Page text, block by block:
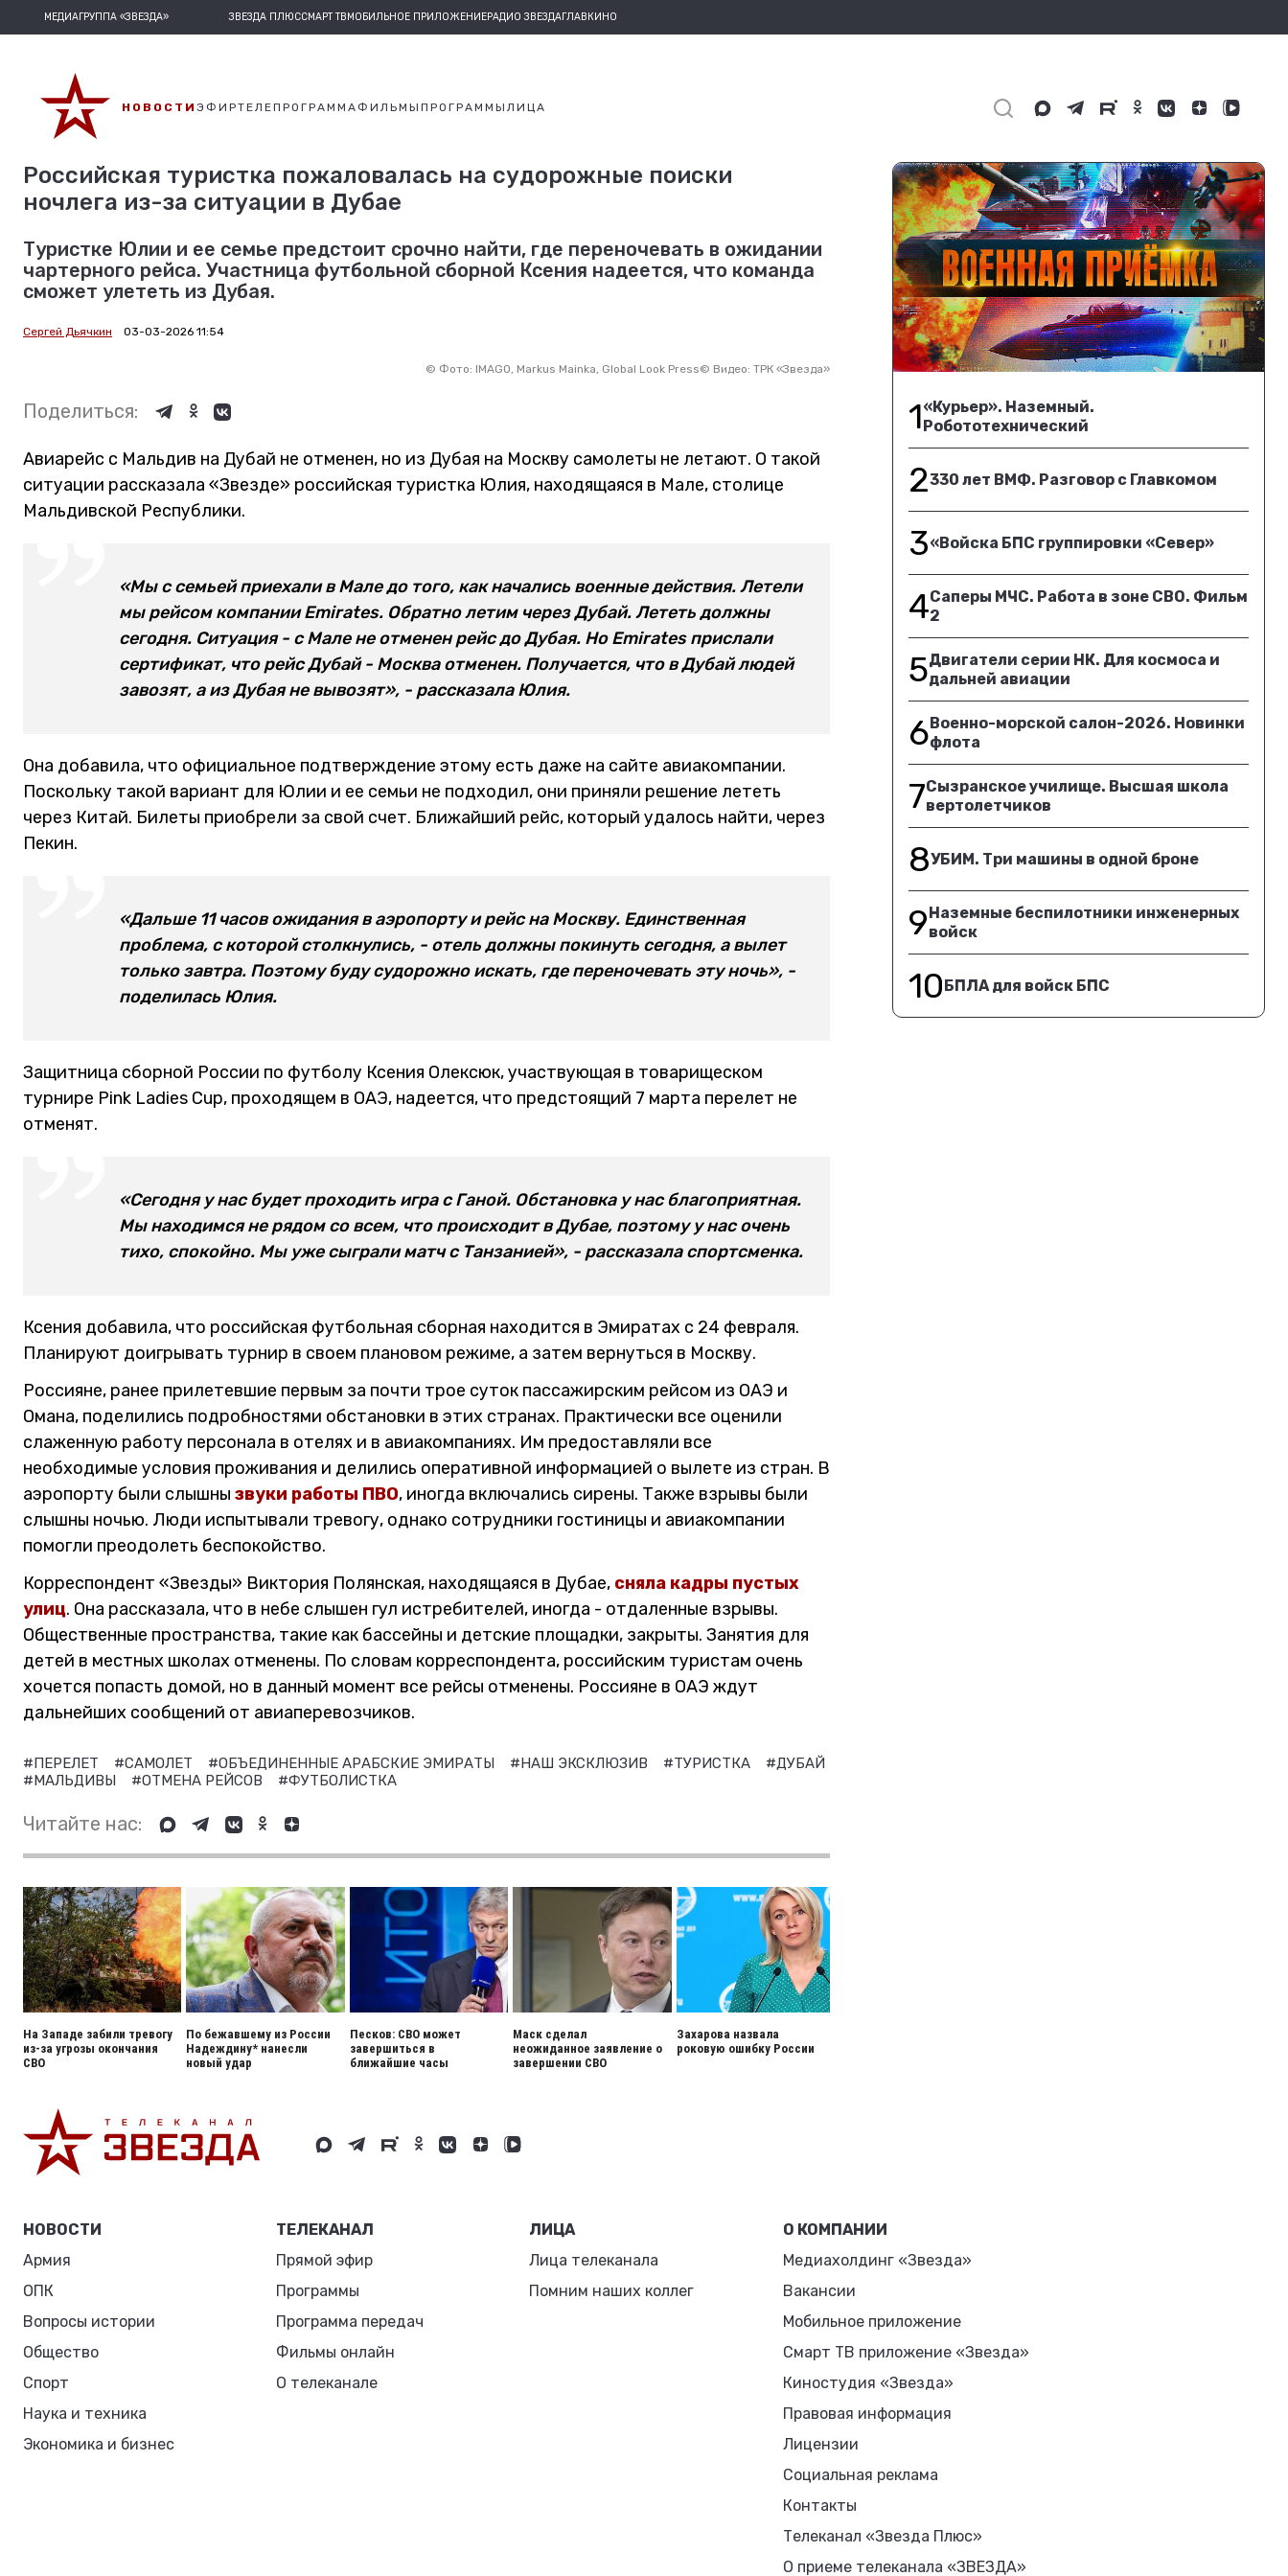
МЕДИАГРУППА «ЗВЕЗДА» ЗВЕЗДА ПЛЮССМАРТ ТВМОБИЛЬНОЕ ПРИЛОЖЕНИЕРАДИО ЗВЕЗДАГЛАВКИНО
НОВОСТИ ЭФИРТЕЛЕПРОГРАММАФИЛЬМЫ ПРОГРАММЫ ЛИЦА
Российская туристка пожаловалась на судорожные поиски
ночлега из-за ситуации в Дубае
Туристке Юлии и ее семье предстоит срочно найти, где переночевать в ожидании
чартерного рейса. Участница футбольной сборной Ксения надеется, что команда
сможет улететь из Дубая.
Сергей Дьячкин 03-03-2026 11:54
© Фото: IMAGO, Markus Mainka, Global Look Press© Видео: ТРК «Звезда»
Поделиться:
Авиарейс с Мальдив на Дубай не отменен, но из Дубая на Москву самолеты не летают. О такой
ситуации рассказала «Звезде» российская туристка Юлия, находящаяся в Мале, столице
Мальдивской Республики.
«Мы с семьей приехали в Мале до того, как начались военные действия. Летели
мы рейсом компании Emirates. Обратно летим через Дубай. Лететь должны
сегодня. Ситуация - с Мале не отменен рейс до Дубая. Но Emirates прислали
сертификат, что рейс Дубай - Москва отменен. Получается, что в Дубай людей
завозят, а из Дубая не вывозят», - рассказала Юлия.
Она добавила, что официальное подтверждение этому есть даже на сайте авиакомпании.
Поскольку такой вариант для Юлии и ее семьи не подходил, они приняли решение лететь
через Китай. Билеты приобрели за свой счет. Ближайший рейс, который удалось найти, через
Пекин.
«Дальше 11 часов ожидания в аэропорту и рейс на Москву. Единственная
проблема, с которой столкнулись, - отель должны покинуть сегодня, а вылет
только завтра. Поэтому буду судорожно искать, где переночевать эту ночь», -
поделилась Юлия.
Защитница сборной России по футболу Ксения Олексюк, участвующая в товарищеском
турнире Pink Ladies Cup, проходящем в ОАЭ, надеется, что предстоящий 7 марта перелет не
отменят.
«Сегодня у нас будет проходить игра с Ганой. Обстановка у нас благоприятная.
Мы находимся не рядом со всем, что происходит в Дубае, поэтому у нас очень
тихо, спокойно. Мы уже сыграли матч с Танзанией», - рассказала спортсменка.
Ксения добавила, что российская футбольная сборная находится в Эмиратах с 24 февраля.
Планируют доигрывать турнир в своем плановом режиме, а затем вернуться в Москву.
Россияне, ранее прилетевшие первым за почти трое суток пассажирским рейсом из ОАЭ и
Омана, поделились подробностями обстановки в этих странах. Практически все оценили
слаженную работу персонала в отелях и в авиакомпаниях. Им предоставляли все
необходимые условия проживания и делились оперативной информацией о вылете из стран. В
аэропорту были слышны звуки работы ПВО, иногда включались сирены. Также взрывы были
слышны ночью. Люди испытывали тревогу, однако сотрудники гостиницы и авиакомпании
помогли преодолеть беспокойство.
Корреспондент «Звезды» Виктория Полянская, находящаяся в Дубае, сняла кадры пустых
улиц. Она рассказала, что в небе слышен гул истребителей, иногда - отдаленные взрывы.
Общественные пространства, такие как бассейны и детские площадки, закрыты. Занятия для
детей в местных школах отменены. По словам корреспондента, российским туристам очень
хочется попасть домой, но в данный момент все рейсы отменены. Россияне в ОАЭ ждут
дальнейших сообщений от авиаперевозчиков.
#ПЕРЕЛЕТ #САМОЛЕТ #ОБЪЕДИНЕННЫЕ АРАБСКИЕ ЭМИРАТЫ #НАШ ЭКСКЛЮЗИВ #ТУРИСТКА
#ДУБАЙ
#МАЛЬДИВЫ
#ОТМЕНА РЕЙСОВ #ФУТБОЛИСТКА
Читайте нас:
На Западе забили тревогу
из-за угрозы окончания
СВО
По бежавшему из России
Надеждину* нанесли
новый удар
Песков: СВО может
завершиться в
ближайшие часы
Маск сделал
неожиданное заявление о
завершении СВО
Захарова назвала
роковую ошибку России
1«Курьер». Наземный.
Робототехнический
2330 лет ВМФ. Разговор с Главкомом
3«Войска БПС группировки «Север»
4Саперы МЧС. Работа в зоне СВО. Фильм
2
5Двигатели серии НК. Для космоса и
дальней авиации
6Военно-морской салон-2026. Новинки
флота
7Сызранское училище. Высшая школа
вертолетчиков
8УБИМ. Три машины в одной броне
9Наземные беспилотники инженерных
войск
10БПЛА для войск БПС
НОВОСТИ
Армия
ОПК
Вопросы истории
Общество
Спорт
Наука и техника
Экономика и бизнес
ТЕЛЕКАНАЛ
Прямой эфир
Программы
Программа передач
Фильмы онлайн
О телеканале
ЛИЦА
Лица телеканала
Помним наших коллег
О КОМПАНИИ
Медиахолдинг «Звезда»
Вакансии
Мобильное приложение
Смарт ТВ приложение «Звезда»
Киностудия «Звезда»
Правовая информация
Лицензии
Социальная реклама
Контакты
Телеканал «Звезда Плюс»
О приеме телеканала «ЗВЕЗДА»